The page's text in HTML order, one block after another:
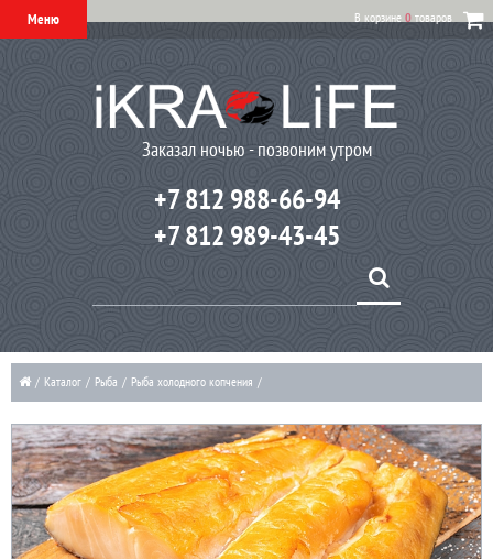
Меню В корзине 0 товаров
Заказал ночью - позвоним утром
+7 812 988-66-94
+7 812 989-43-45
/ Каталог / Рыба / Рыба холодного копчения /